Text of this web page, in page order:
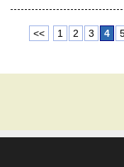
<< 1 2 3 4